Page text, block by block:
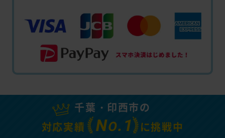
千葉・印西市の
対応実績
NO.1 に挑戦中